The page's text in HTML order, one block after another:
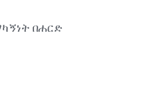
በሐርድ